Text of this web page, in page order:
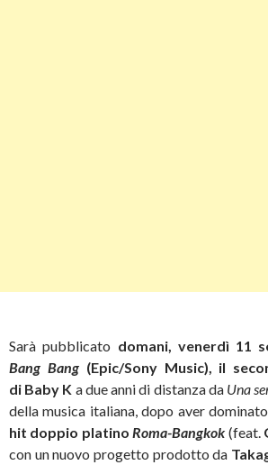
Sarà pubblicato domani, venerdì 11
Bang Bang (Epic/Sony Music), il
di Baby K a due anni di distanza da Una
della musica italiana, dopo aver
hit doppio platino Roma-Bangkok (feat.
con un nuovo progetto prodotto da